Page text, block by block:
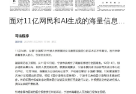
面对11亿网民和AI生成的海量信息，如何更有效地打击色情、赌博、侵权、谣言等不良信息，确保网民的安全感和获得感持续“在线”？对这一网络治理之问，网信部门给出了清晰答案：用好网络举报这一关键抓手，推动“被动受理”转向“主动共治”，让群众监督的“微光”汇聚成净化网络生态的“洪流”。网络空间点多、线长、面广，平台规则再严密，监管部门再“给力”，也会有偶尔覆盖不到的角落。然而，在人民群众的敏锐感知面前，不......